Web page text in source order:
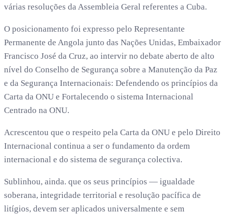
várias resoluções da Assembleia Geral referentes a Cuba.
O posicionamento foi expresso pelo Representante
Permanente de Angola junto das Nações Unidas, Embaixador
Francisco José da Cruz, ao intervir no debate aberto de alto
nível do Conselho de Segurança sobre a Manutenção da Paz
e da Segurança Internacionais: Defendendo os princípios da
Carta da ONU e Fortalecendo o sistema Internacional
Centrado na ONU.
Acrescentou que o respeito pela Carta da ONU e pelo Direito
Internacional continua a ser o fundamento da ordem
internacional e do sistema de segurança colectiva.
Sublinhou, ainda. que os seus princípios — igualdade
soberana, integridade territorial e resolução pacífica de
litígios, devem ser aplicados universalmente e sem